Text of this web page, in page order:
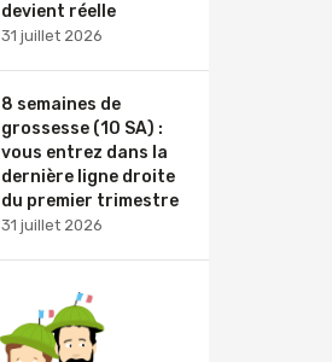
devient réelle
31 juillet 2026
8 semaines de
grossesse (10 SA) :
vous entrez dans la
dernière ligne droite
du premier trimestre
31 juillet 2026